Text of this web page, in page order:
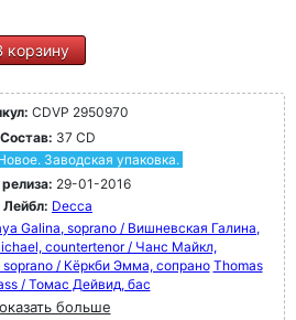
корзину
CDVP 2950970
Состав: 37 CD
Заводская упаковка.
29-01-2016
Лейбл: Decca
Galina, soprano / Вишневская Галина,
countertenor / Чанс Майкл,
soprano / Кёркби Эмма, сопрано Thomas
/ Томас Дейвид, бас
больше